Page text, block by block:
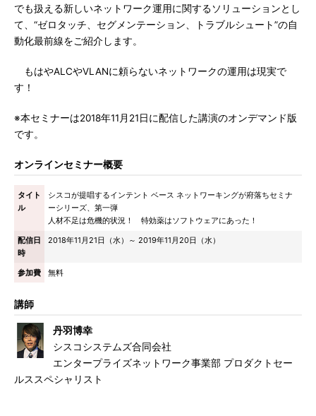
でも扱える新しいネットワーク運用に関するソリューションとし
て、“ゼロタッチ、セグメンテーション、トラブルシュート”の自
動化最前線をご紹介します。
もはやALCやVLANに頼らないネットワークの運用は現実で
す！
※本セミナーは2018年11月21日に配信した講演のオンデマンド版
です。
オンラインセミナー概要
タイト
ル
シスコが提唱するインテント ベース ネットワーキングが府落ちセミナ
ーシリーズ、第一弾
人材不足は危機的状況！ 特効薬はソフトウェアにあった！
配信日
時
2018年11月21日（水）～ 2019年11月20日（水）
参加費 無料
講師
丹羽博幸
シスコシステムズ合同会社
エンタープライズネットワーク事業部 プロダクトセー
ルススペシャリスト